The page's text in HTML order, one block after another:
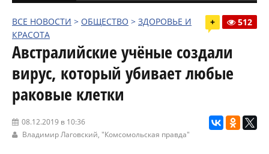
ВСЕ НОВОСТИ > ОБЩЕСТВО > ЗДОРОВЬЕ И
КРАСОТА
+ 512
Австралийские учёные создали
вирус, который убивает любые
раковые клетки
08.12.2019 в 10:36
Владимир Лаговский, "Комсомольская правда"